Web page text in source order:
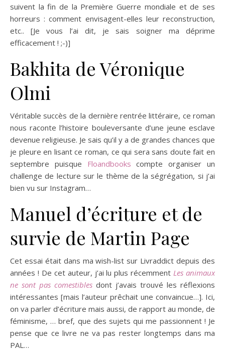
suivent la fin de la Première Guerre mondiale et de ses
horreurs : comment envisagent-elles leur reconstruction,
etc.. [Je vous l’ai dit, je sais soigner ma déprime
efficacement ! ;-)]
Bakhita de Véronique
Olmi
Véritable succès de la dernière rentrée littéraire, ce roman
nous raconte l’histoire bouleversante d’une jeune esclave
devenue religieuse. Je sais qu’il y a de grandes chances que
je pleure en lisant ce roman, ce qui sera sans doute fait en
septembre puisque Floandbooks compte organiser un
challenge de lecture sur le thème de la ségrégation, si j’ai
bien vu sur Instagram…
Manuel d’écriture et de
survie de Martin Page
Cet essai était dans ma wish-list sur Livraddict depuis des
années ! De cet auteur, j’ai lu plus récemmentLes animaux
ne sont pas comestibles dont j’avais trouvé les réflexions
intéressantes [mais l’auteur prêchait une convaincue…]. Ici,
on va parler d’écriture mais aussi, de rapport au monde, de
féminisme, … bref, que des sujets qui me passionnent ! Je
pense que ce livre ne va pas rester longtemps dans ma
PAL…